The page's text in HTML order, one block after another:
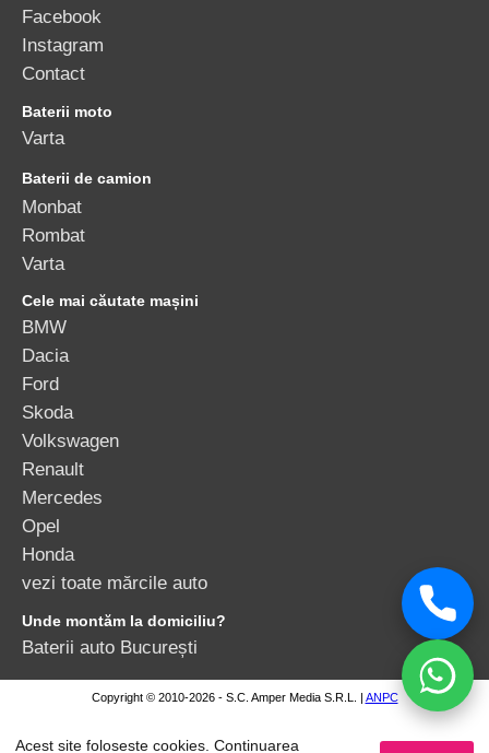
Acest site foloseste cookies. Continuarea
Facebook
Instagram
Contact
Baterii moto
Varta
Baterii de camion
Monbat
Rombat
Varta
Cele mai căutate mașini
BMW
Dacia
Ford
Skoda
Volkswagen
Renault
Mercedes
Opel
Honda
vezi toate mărcile auto
Unde montăm la domiciliu?
Baterii auto București
Copyright © 2010-2026 - S.C. Amper Media S.R.L. | ANPC